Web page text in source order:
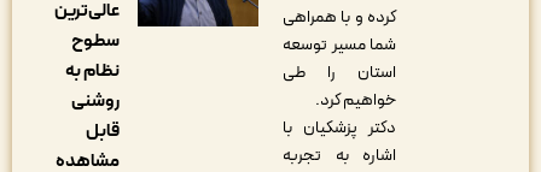
کرده و با همراهی
شما مسیر توسعه
استان را طی
خواهیم کرد.
دکتر پزشکیان با
اشاره به تجربه
عالی‌ترین
نظام به
مشاهده